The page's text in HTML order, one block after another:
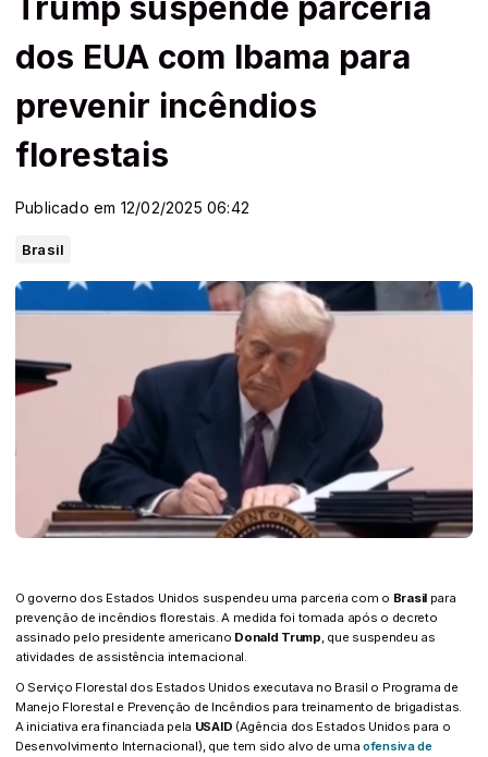
dos EUA com Ibama para
prevenir incêndios
florestais
Publicado em 12/02/2025 06:42
Brasil
O governo dos Estados Unidos suspendeu uma parceria com o Brasil para
prevenção de incêndios florestais. A medida foi tomada após o decreto
assinado pelo presidente americano Donald Trump, que suspendeu as
atividades de assistência internacional.
O Serviço Florestal dos Estados Unidos executava no Brasil o Programa de
Manejo Florestal e Prevenção de Incêndios para treinamento de brigadistas.
A iniciativa era financiada pela USAID (Agência dos Estados Unidos para o
Desenvolvimento Internacional), que tem sido alvo de uma ofensiva de